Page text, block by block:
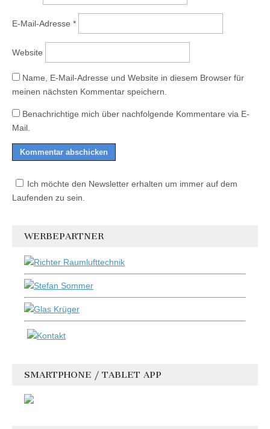
E-Mail-Adresse *
Website
Name, E-Mail-Adresse und Website in diesem Browser für
meinen nächsten Kommentar speichern.
Benachrichtige mich über nachfolgende Kommentare via E-
Mail.
Ich möchte den Newsletter erhalten um immer auf dem
Laufenden zu sein.
WERBEPARTNER
SMARTPHONE / TABLET APP